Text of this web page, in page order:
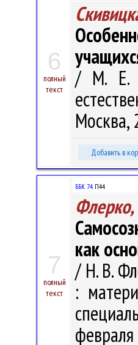
6
полный
текст
/ М. Е.
Москва,
Добавить в
7
полный
текст
ББК 74.П44
как
/ Н. В.
: